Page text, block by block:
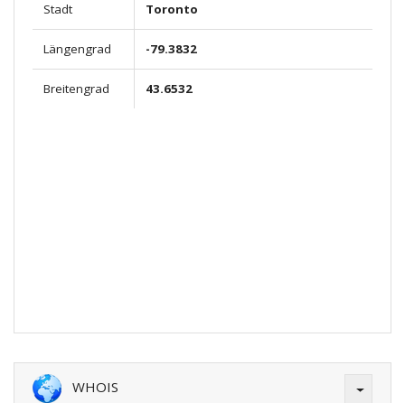
Stadt Toronto
Längengrad -79.3832
Breitengrad 43.6532
WHOIS